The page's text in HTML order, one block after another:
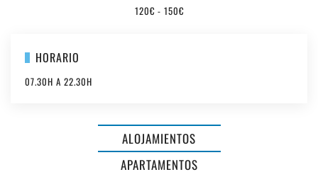
120€ - 150€
HORARIO
07.30H A 22.30H
ALOJAMIENTOS
APARTAMENTOS
RESTAURANTE